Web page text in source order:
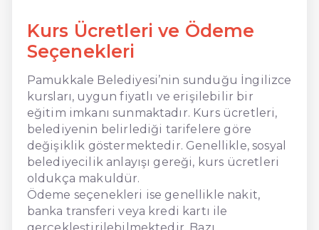
Kurs Ücretleri ve Ödeme
Seçenekleri
Pamukkale Belediyesi’nin sunduğu İngilizce
kursları, uygun fiyatlı ve erişilebilir bir
eğitim imkanı sunmaktadır. Kurs ücretleri,
belediyenin belirlediği tarifelere göre
değişiklik göstermektedir. Genellikle, sosyal
belediyecilik anlayışı gereği, kurs ücretleri
oldukça makuldür.
Ödeme seçenekleri ise genellikle nakit,
banka transferi veya kredi kartı ile